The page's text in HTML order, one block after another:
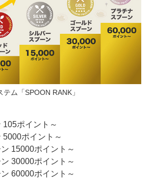
ム「SPOON RANK」
105ポイント～
5000ポイント～
15000ポイント～
30000ポイント～
60000ポイント～